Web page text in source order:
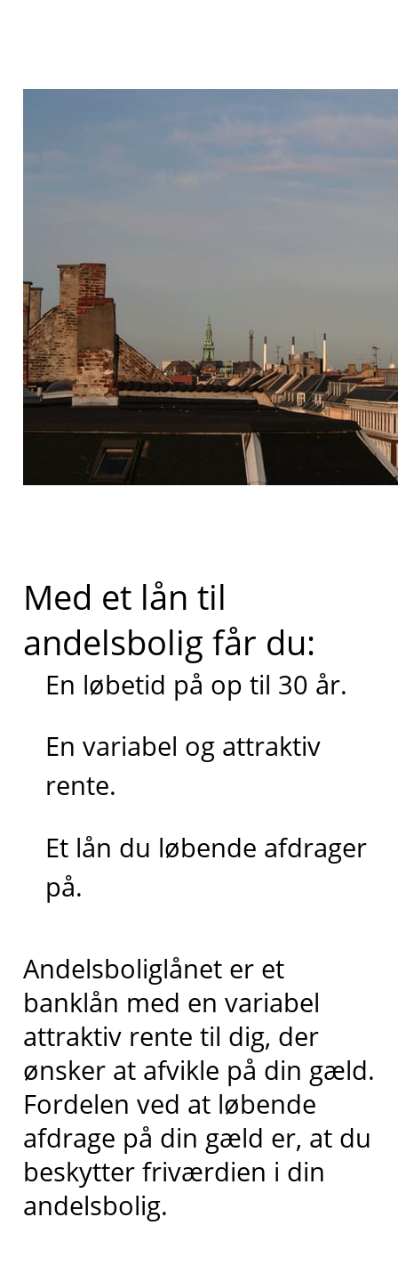
Med et lån til
andelsbolig får du:
En løbetid på op til 30 år.
En variabel og attraktiv
rente.
Et lån du løbende afdrager
på.
Andelsboliglånet er et
banklån med en variabel
attraktiv rente til dig, der
ønsker at afvikle på din gæld.
Fordelen ved at løbende
afdrage på din gæld er, at du
beskytter friværdien i din
andelsbolig.